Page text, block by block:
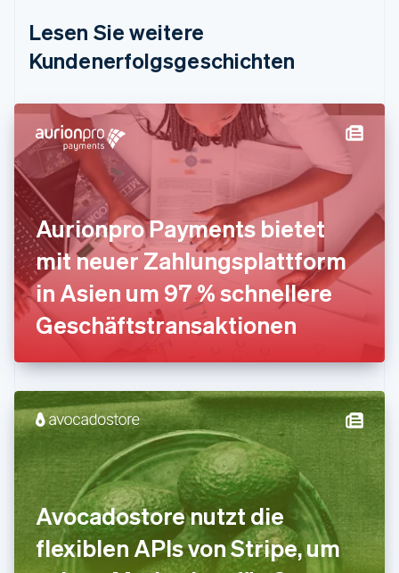
Lesen Sie weitere
Kundenerfolgsgeschichten
Aurionpro Payments bietet
mit neuer Zahlungsplattform
in Asien um 97 % schnellere
Geschäftstransaktionen
Avocadostore nutzt die
flexiblen APIs von Stripe, um
DeutschEnglish
English
简体中文English
Finnland
EnglishSvenska
Frankreich
Français English
Gibraltar
English
Griechenland
English
Indien
English
Irland
English
Italien
Japan
日本語English
Kanada
EnglishFrançais
Kroatien
English Italiano
Lettland
English
Liechtenstein
Deutsch English
Litauen